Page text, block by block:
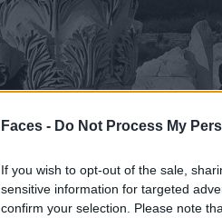
Faces - Do Not Process My
If you wish to opt-out of the sale,
sensitive information for targeted
confirm your selection. Please note